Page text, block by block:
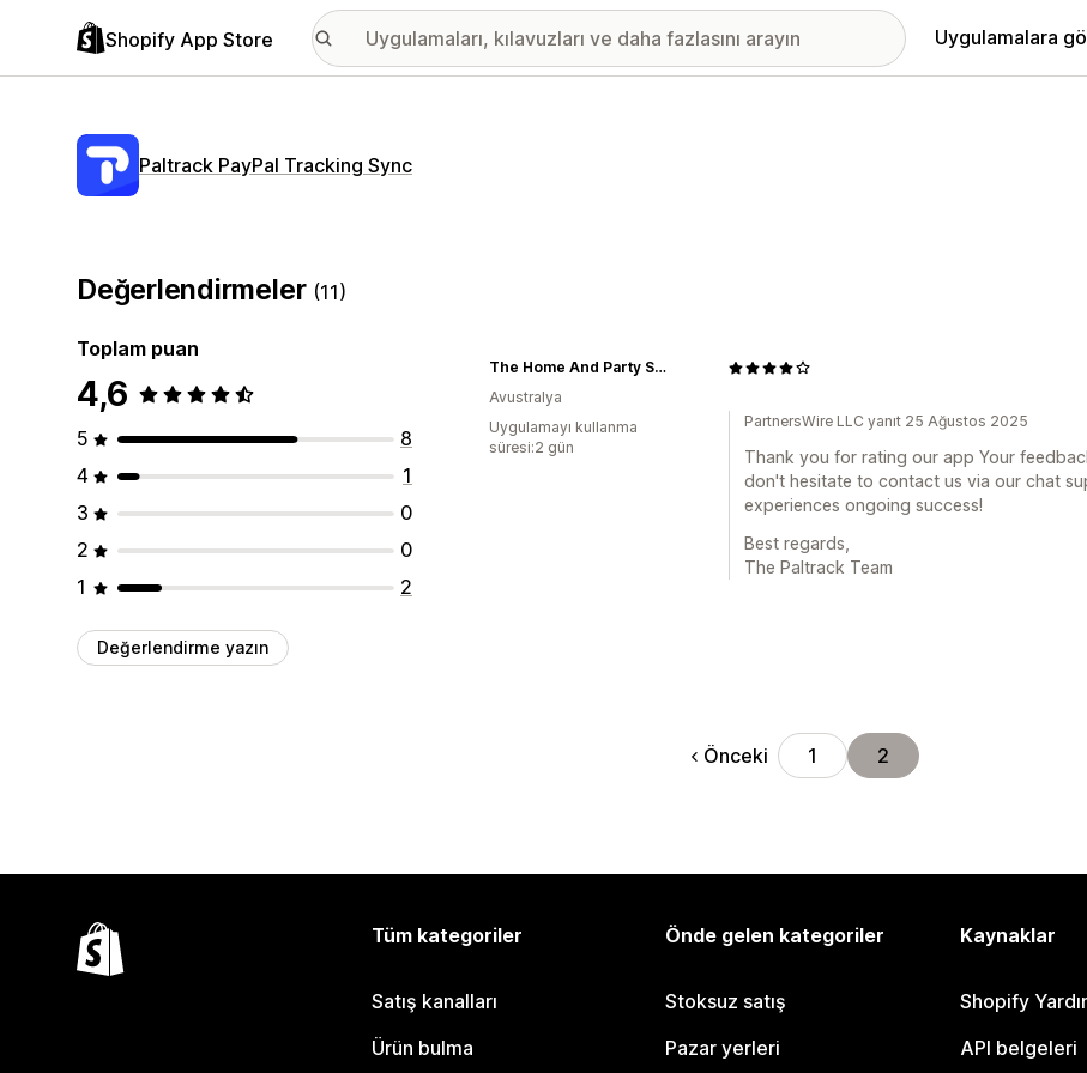
Shopify App Store Uygulamalara
Paltrack PayPal Tracking Sync
Değerlendirmeler (11)
Toplam puan
4,6
5
8
4
1
3
0
2
0
1
2
Değerlendirme yazın
The Home And Party Shop
Avustralya
Uygulamayı kullanma
süresi:2 gün
PartnersWire LLC yanıt 25 Ağustos 2025
Thank you for rating our app Your
don't hesitate to contact us via our chat
experiences ongoing success!
Best regards,
The Paltrack Team
Önceki 1 2
Tüm kategoriler
Satış kanalları
Ürün bulma
Önde gelen kategoriler
Stoksuz satış
Pazar yerleri
Kaynaklar
Shopify
API belgeleri